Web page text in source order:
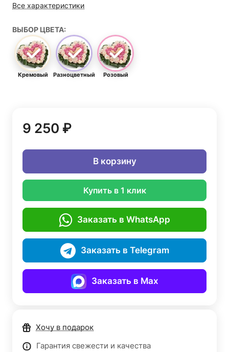
Все характеристики
ВЫБОР ЦВЕТА:
Кремовый Разноцветный Розовый
9 250 ₽
В корзину
Купить в 1 клик
Заказать в WhatsApp
Заказать в Telegram
Заказать в Max
Хочу в подарок
Гарантия свежести и качества